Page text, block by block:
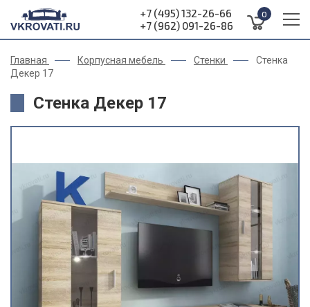
+7 (495) 132-26-66
+7 (962) 091-26-86
0
Главная Корпусная мебель Стенки
Стенка
Декер 17
Стенка Декер 17